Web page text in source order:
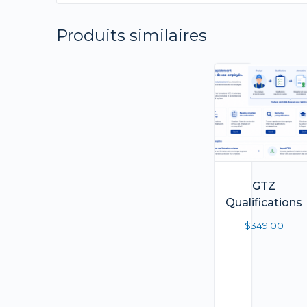
Produits similaires
GTZ
Qualifications
$349.00